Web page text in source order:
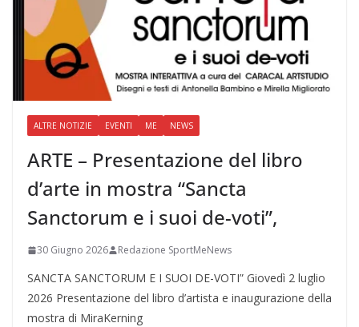
ALTRE NOTIZIE EVENTI ME NEWS
ARTE – Presentazione del libro
d’arte in mostra “Sancta
Sanctorum e i suoi de-voti”,
30 Giugno 2026 Redazione SportMeNews
SANCTA SANCTORUM E I SUOI DE-VOTI” Giovedì 2 luglio
2026 Presentazione del libro d’artista e inaugurazione della
mostra di MiraKerning